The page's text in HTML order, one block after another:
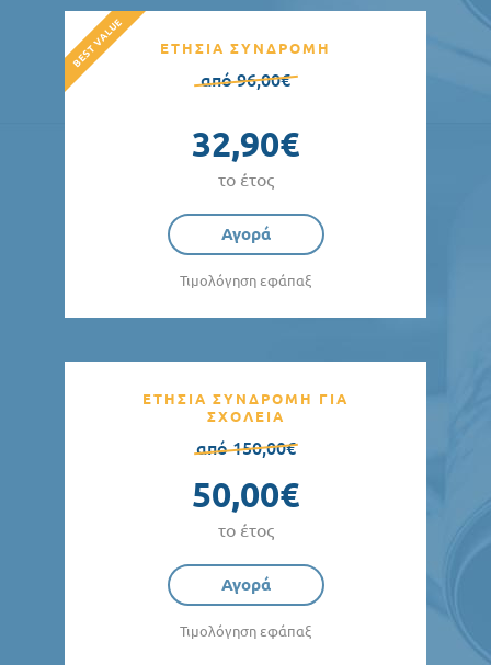
ΕΤΗΣΙΑ ΣΥΝΔΡΟΜΗ
από 96,00€
32,90€
το έτος
Αγορά
Τιμολόγηση εφάπαξ
ΕΤΗΣΙΑ ΣΥΝΔΡΟΜΗ ΓΙΑ
ΣΧΟΛΕΙΑ
από 150,00€
50,00€
το έτος
Αγορά
Τιμολόγηση εφάπαξ